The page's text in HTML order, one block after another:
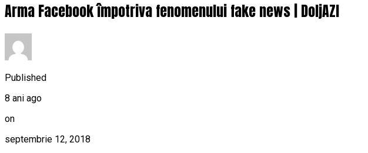
Arma Facebook împotriva fenomenului fake news | DoljAZI
Published
8 ani ago
on
septembrie 12, 2018